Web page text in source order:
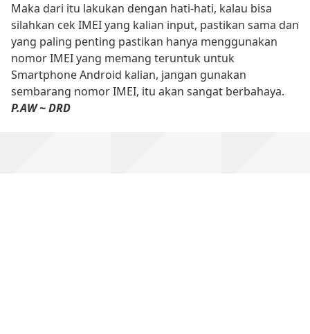
Maka dari itu lakukan dengan hati-hati, kalau bisa
silahkan cek IMEI yang kalian input, pastikan sama dan
yang paling penting pastikan hanya menggunakan
nomor IMEI yang memang teruntuk untuk
Smartphone Android kalian, jangan gunakan
sembarang nomor IMEI, itu akan sangat berbahaya.
P.AW ~ DRD